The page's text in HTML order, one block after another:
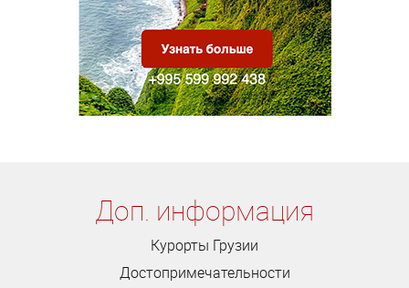
Доп. информация
Курорты Грузии
Достопримечательности